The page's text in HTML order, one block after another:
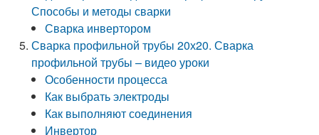
Способы и методы сварки
Сварка инвертором
Сварка профильной трубы 20х20. Сварка
профильной трубы – видео уроки
Особенности процесса
Как выбрать электроды
Как выполняют соединения
Инвертор